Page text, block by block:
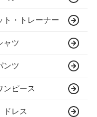
ト・トレーナー
ャツ
ンツ
ンピース
ドレス